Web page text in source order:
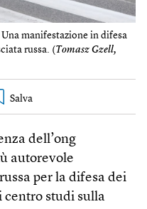
Una manifestazione in difesa
russa. (Tomasz Gzell,
dell’ong
autorevole
per la difesa dei
centro studi sulla